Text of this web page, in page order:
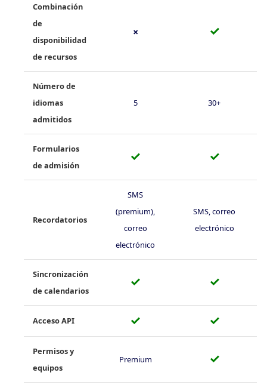
Combinación
de
disponibilidad
de recursos
✗ ✓
Número de
idiomas
admitidos
5 30+
Formularios
de admisión
✓ ✓
Recordatorios
SMS
(premium),
correo
electrónico
SMS, correo
electrónico
Sincronización
de calendarios
✓ ✓
Acceso API ✓ ✓
Permisos y
equipos
Premium ✓